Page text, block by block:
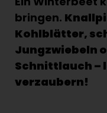
bringen.
Kohlblätter,
Jungzwiebeln
Schnittlauch –
verzaubern!